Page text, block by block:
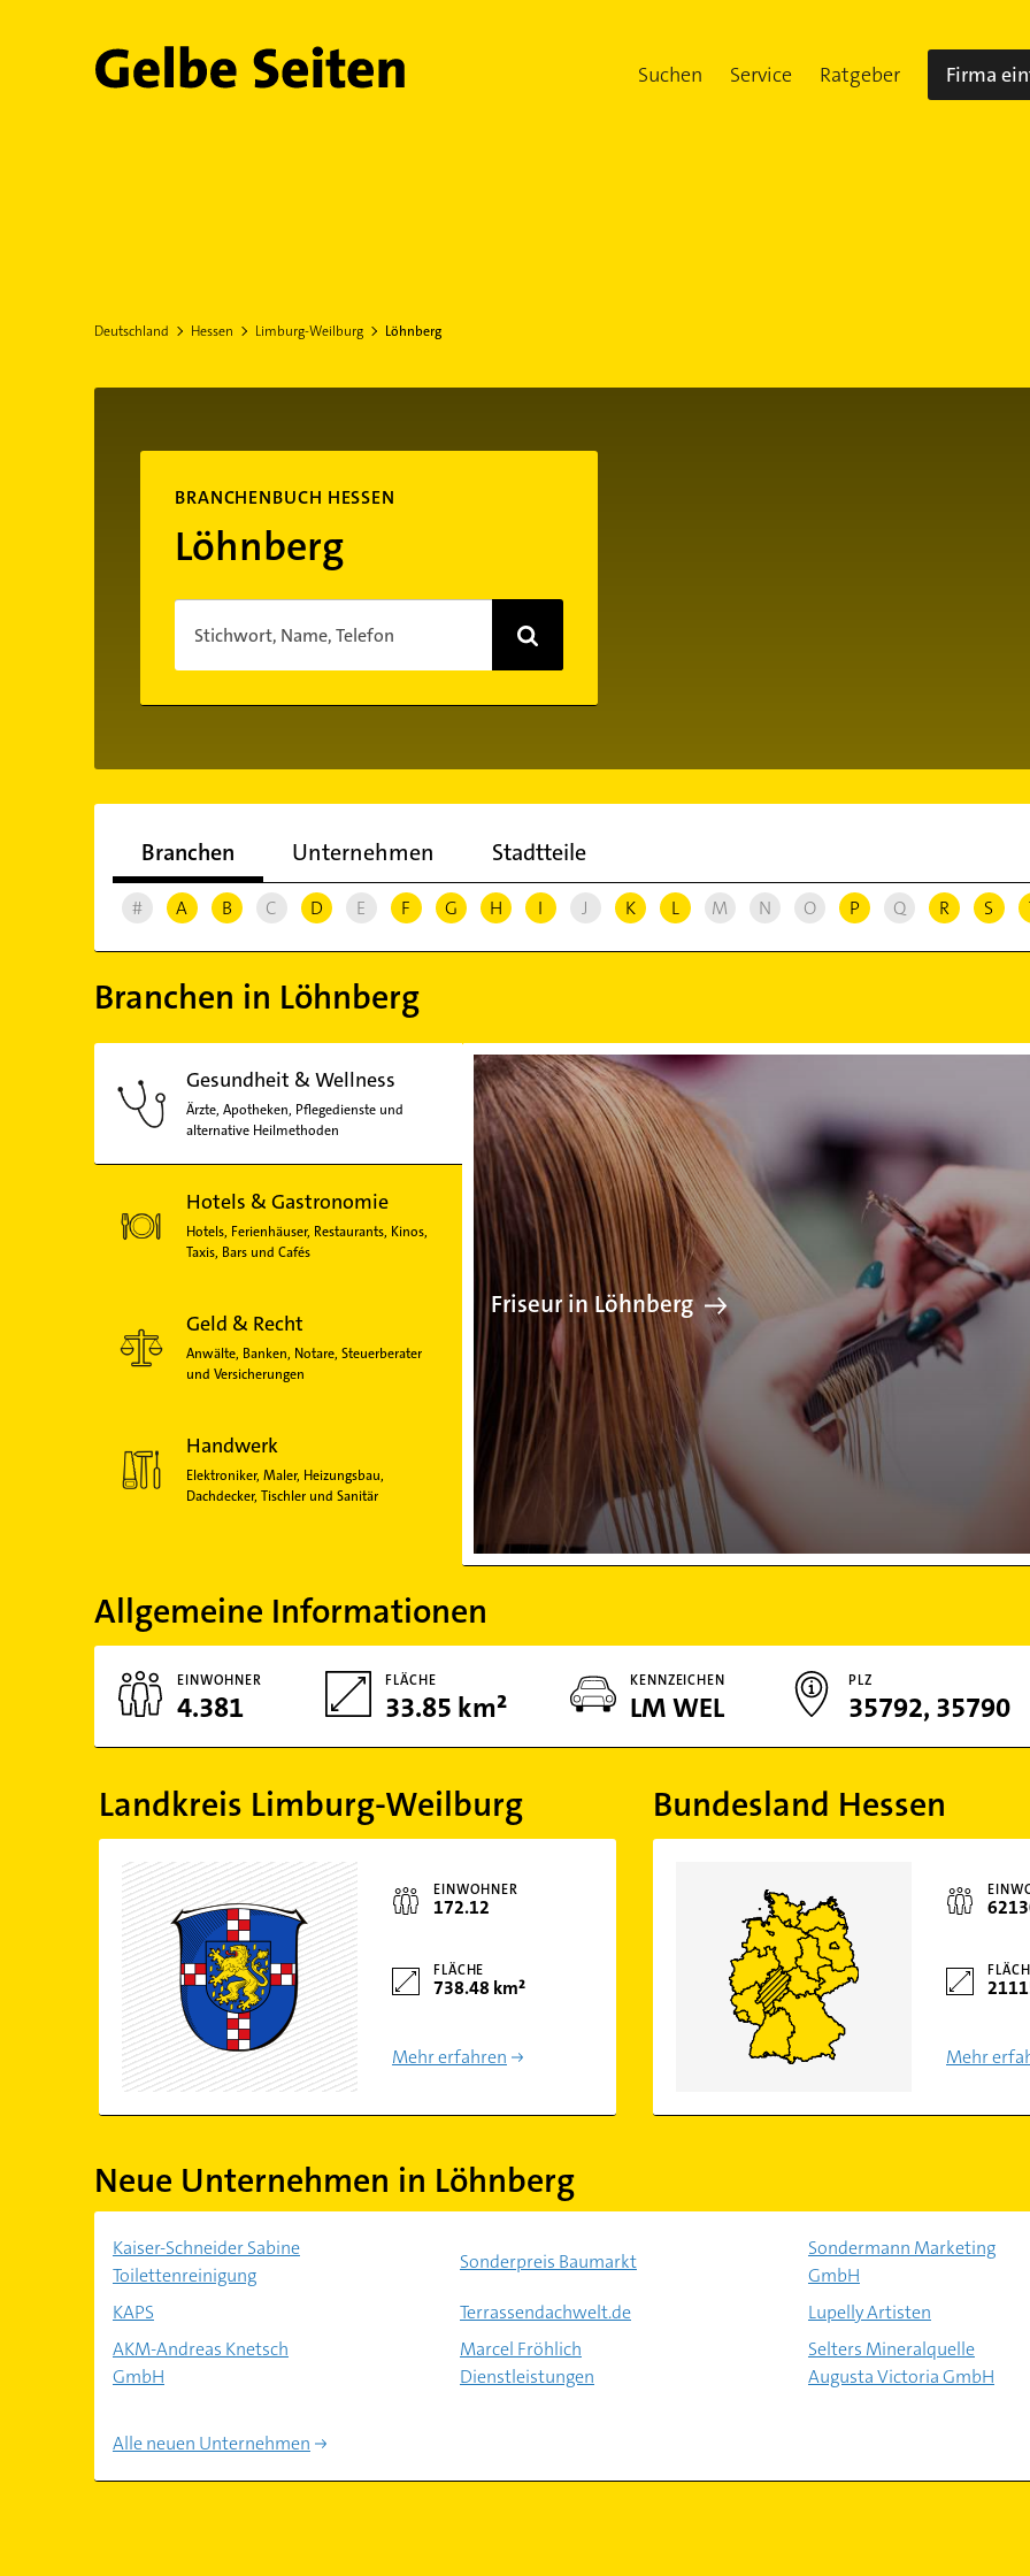
Gelbe Seiten Suchen Service Ratgeber Firma
Deutschland Hessen Limburg-Weilburg Löhnberg
BRANCHENBUCH HESSEN
Löhnberg
Stichwort, Name, Telefon
Branchen Unternehmen Stadtteile
# A B C D E F G H I J K L M N O P Q R S
Branchen in Löhnberg
Gesundheit & Wellness
Ärzte, Apotheken, Pflegedienste und
alternative Heilmethoden
Hotels & Gastronomie
Hotels, Ferienhäuser, Restaurants, Kinos,
Taxis, Bars und Cafés
Geld & Recht
Anwälte, Banken, Notare, Steuerberater
und Versicherungen
Handwerk
Elektroniker, Maler, Heizungsbau,
Dachdecker, Tischler und Sanitär
Friseur in Löhnberg
Allgemeine Informationen
EINWOHNER
4.381
FLÄCHE
33.85 km²
KENNZEICHEN
LM WEL
PLZ
35792, 35790
Landkreis Limburg-Weilburg Bundesland Hessen
EINWOHNER
172.12
FLÄCHE
738.48 km²
Mehr erfahren Mehr
Neue Unternehmen in Löhnberg
Kaiser-Schneider Sabine
Toilettenreinigung
Sonderpreis Baumarkt
Sondermann Marketing
GmbH
KAPS
Terrassendachwelt.de
Lupelly Artisten
AKM-Andreas Knetsch
GmbH
Marcel Fröhlich
Dienstleistungen
Selters Mineralquelle
Augusta Victoria GmbH
Alle neuen Unternehmen